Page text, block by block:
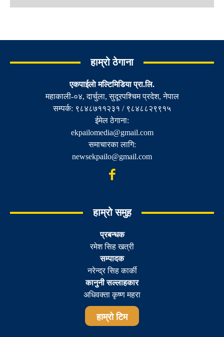
हाम्रो ठेगाना
एकपाईलाे मल्टिमिडिया प्रा.लि.
महाकाली-०४, दार्चुला, सुदूरपश्चिम प्रदेश, नेपाल
सम्पर्क: ९८४८७११२३१ / ९८४८८२९९१५
ईमेल ठेगाना:
ekpailomedia@gmail.com
समाचारका लागि:
newsekpailo@gmail.com
हाम्रो समुह
प्रबन्धक
रमेश सिह खत्री
सम्पादक
नरेन्द्र सिह कार्की
कानुनी सल्लाहकार
अधिवक्ता कृष्ण महरा
हाम्रो टिम